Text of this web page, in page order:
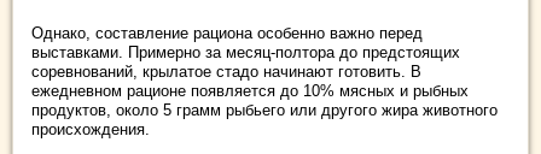
Однако, составление рациона особенно важно перед
выставками. Примерно за месяц-полтора до предстоящих
соревнований, крылатое стадо начинают готовить. В
ежедневном рационе появляется до 10% мясных и рыбных
продуктов, около 5 грамм рыбьего или другого жира животного
происхождения.